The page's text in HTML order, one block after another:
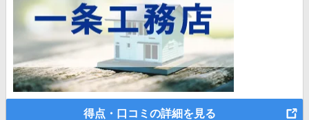
得点・口コミの詳細を見る